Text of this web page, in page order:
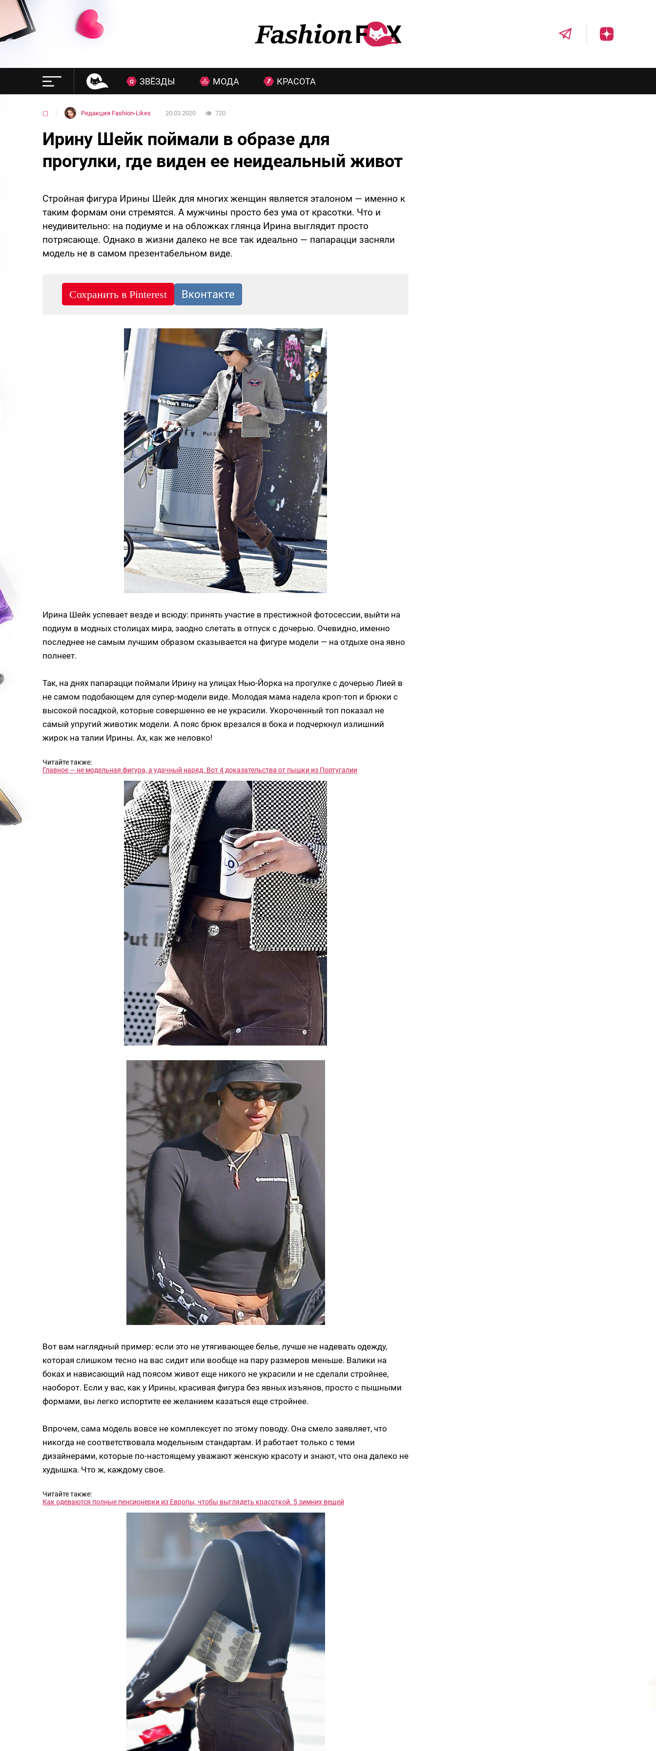
ЗВЁЗДЫ МОДА КРАСОТА
▢ Редакция Fashion-Likes 20.03.2020 720
Ирину Шейк поймали в образе для
прогулки, где виден ее неидеальный живот
Стройная фигура Ирины Шейк для многих женщин является эталоном — именно к
таким формам они стремятся. А мужчины просто без ума от красотки. Что и
неудивительно: на подиуме и на обложках глянца Ирина выглядит просто
потрясающе. Однако в жизни далеко не все так идеально — папарацци засняли
модель не в самом презентабельном виде.
Ирина Шейк успевает везде и всюду: принять участие в престижной фотосессии, выйти на
подиум в модных столицах мира, заодно слетать в отпуск с дочерью. Очевидно, именно
последнее не самым лучшим образом сказывается на фигуре модели — на отдыхе она явно
полнеет.
Так, на днях папарацци поймали Ирину на улицах Нью-Йорка на прогулке с дочерью Лией в
не самом подобающем для супер-модели виде. Молодая мама надела кроп-топ и брюки с
высокой посадкой, которые совершенно ее не украсили. Укороченный топ показал не
самый упругий животик модели. А пояс брюк врезался в бока и подчеркнул излишний
жирок на талии Ирины. Ах, как же неловко!
Читайте также:
Главное — не модельная фигура, а удачный наряд. Вот 4 доказательства от пышки из Португалии
Вот вам наглядный пример: если это не утягивающее белье, лучше не надевать одежду,
которая слишком тесно на вас сидит или вообще на пару размеров меньше. Валики на
боках и нависающий над поясом живот еще никого не украсили и не сделали стройнее,
наоборот. Если у вас, как у Ирины, красивая фигура без явных изъянов, просто с пышными
формами, вы легко испортите ее желанием казаться еще стройнее.
Впрочем, сама модель вовсе не комплексует по этому поводу. Она смело заявляет, что
никогда не соответствовала модельным стандартам. И работает только с теми
дизайнерами, которые по-настоящему уважают женскую красоту и знают, что она далеко не
худышка. Что ж, каждому свое.
Читайте также:
Как одеваются полные пенсионерки из Европы, чтобы выглядеть красоткой. 5 зимних вещей